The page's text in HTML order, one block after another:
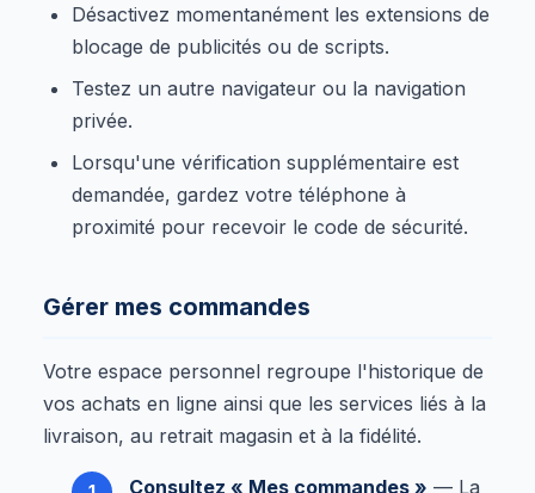
Désactivez momentanément les extensions de
blocage de publicités ou de scripts.
Testez un autre navigateur ou la navigation
privée.
Lorsqu'une vérification supplémentaire est
demandée, gardez votre téléphone à
proximité pour recevoir le code de sécurité.
Gérer mes commandes
Votre espace personnel regroupe l'historique de
vos achats en ligne ainsi que les services liés à la
livraison, au retrait magasin et à la fidélité.
Consultez « Mes commandes » — La